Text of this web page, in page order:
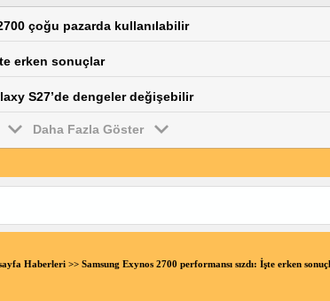
çoğu pazarda kullanılabilir
erken sonuçlar
S27’de dengeler değişebilir
Daha Fazla Göster
Haberleri>> Samsung Exynos 2700 performansı sızdı: İşte erken